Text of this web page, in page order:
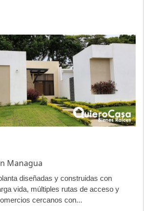
Managua
diseñadas y construidas con
vida, múltiples rutas de acceso y
cercanos con...